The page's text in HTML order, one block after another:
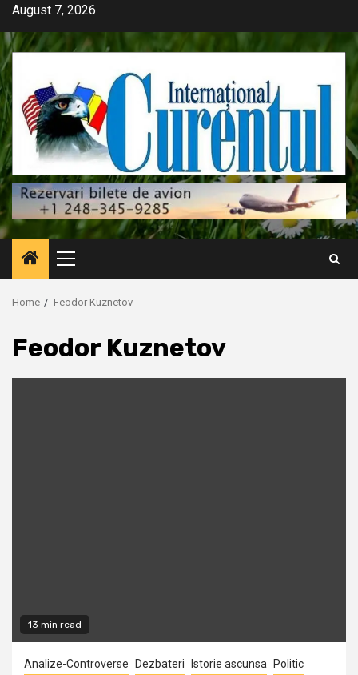
Skip
content
August 7, 2026
Primary
Menu
Home Feodor Kuznetov
Feodor Kuznetov
13 min read
Analize-Controverse Dezbateri Istorie ascunsa
Politic